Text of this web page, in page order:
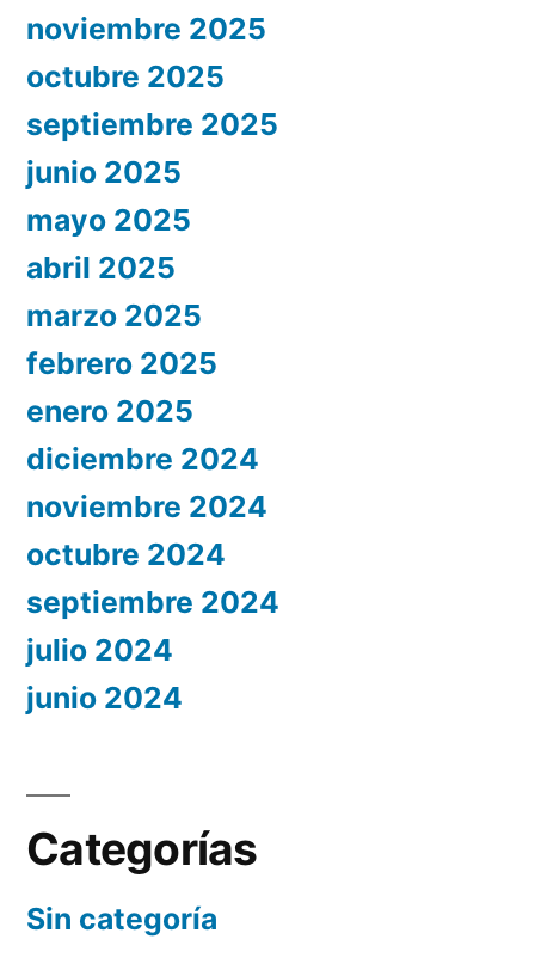
noviembre 2025
octubre 2025
septiembre 2025
junio 2025
mayo 2025
abril 2025
marzo 2025
febrero 2025
enero 2025
diciembre 2024
noviembre 2024
octubre 2024
septiembre 2024
julio 2024
junio 2024
Categorías
Sin categoría